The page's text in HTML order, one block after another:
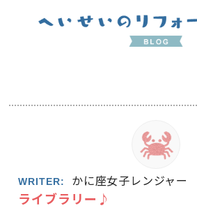
WRITER: かに座女子レンジャー
ライブラリー♪